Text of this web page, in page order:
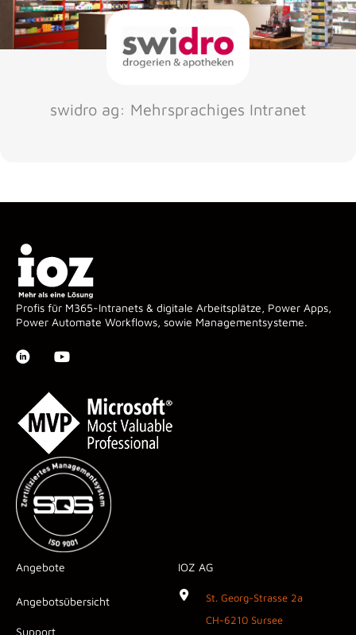
swidro ag: Mehrsprachiges Intranet
Profis für M365-Intranets & digitale Arbeitsplätze, Power Apps,
Power Automate Workflows, sowie Managementsysteme.
Angebote
Angebotsübersicht
Support
IOZ AG
St. Georg-Strasse 2a
CH-6210 Sursee